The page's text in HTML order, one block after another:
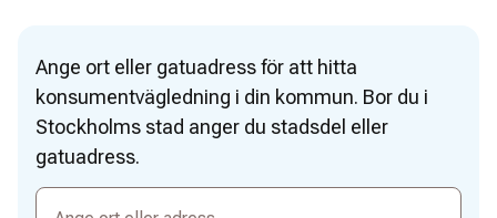
Ange ort eller gatuadress för att hitta
konsumentvägledning i din kommun. Bor du i
Stockholms stad anger du stadsdel eller
gatuadress.
Ange